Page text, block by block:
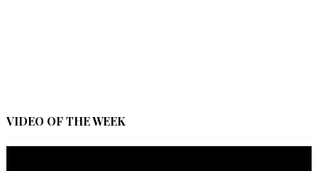
VIDEO OF THE WEEK